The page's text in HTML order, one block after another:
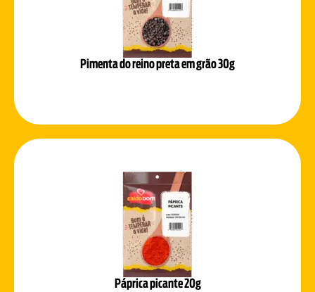
Pimenta do reino preta em grão 30g
Páprica picante 20g